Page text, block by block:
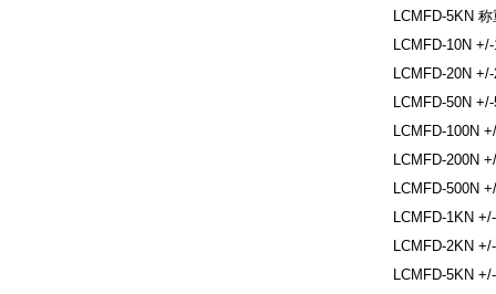
LCMFD-5KN
LCMFD-10N
LCMFD-20N
LCMFD-50N
LCMFD-100N
LCMFD-200N
LCMFD-500N
LCMFD-1KN
LCMFD-2KN
LCMFD-5KN